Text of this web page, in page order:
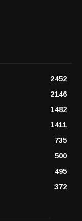
2452
2146
1482
1411
735
500
495
372